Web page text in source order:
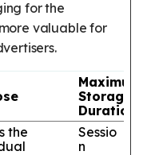
for the
valuable for
Maximum
Storage
Duration
the
Sessio
n